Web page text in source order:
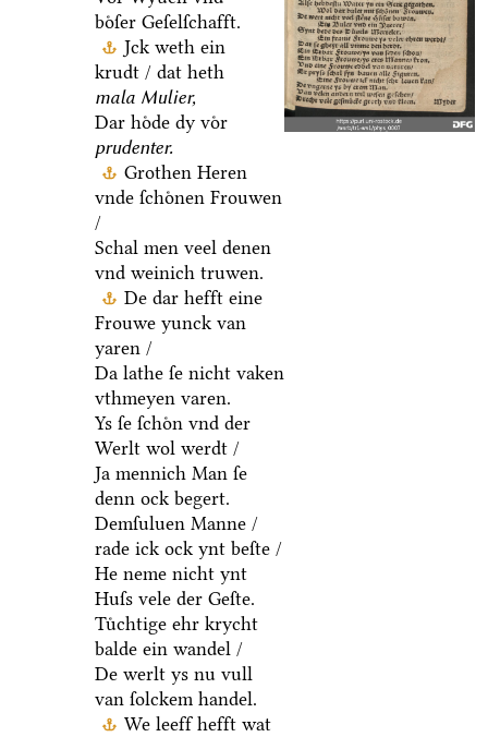
boͤſer Geſelſchafft.
Jck weth ein
krudt / dat heth
mala Mulier,
Dar hoͤde dy voͤr
prudenter.
Grothen Heren
vnde ſchoͤnen Frouwen
/
Schal men veel denen
vnd weinich truwen.
De dar hefft eine
Frouwe yunck van
yaren /
Da lathe ſe nicht vaken
vthmeyen varen.
Ys ſe ſchoͤn vnd der
Werlt wol werdt /
Ja mennich Man ſe
denn ock begert.
Demſuluen Manne /
rade ick ock ynt beſte /
He neme nicht ynt
Huſs vele der Geſte.
Tuͤchtige ehr krycht
balde ein wandel /
De werlt ys nu vull
van ſolckem handel.
We leeff hefft wat